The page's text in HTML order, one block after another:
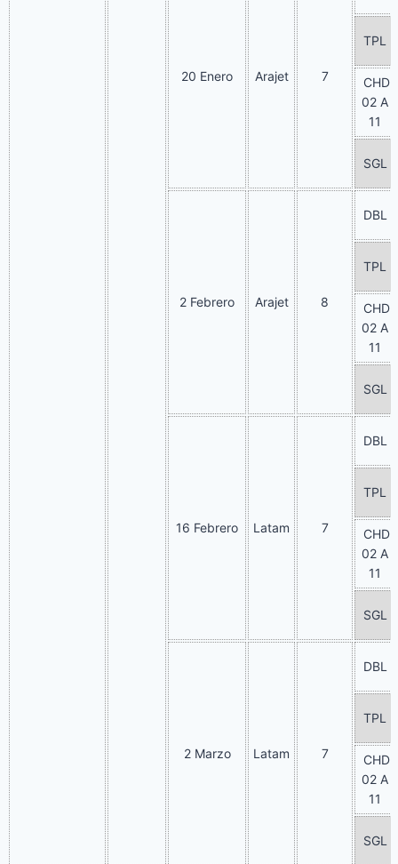
20 Enero Arajet 7
TPL
CHD
02 A
11
SGL
2 Febrero Arajet 8
DBL
TPL
CHD
02 A
11
SGL
16 Febrero Latam 7
DBL
TPL
CHD
02 A
11
SGL
2 Marzo Latam 7
DBL
TPL
CHD
02 A
11
SGL